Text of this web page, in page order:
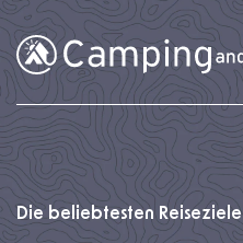
Die beliebtesten Reiseziele